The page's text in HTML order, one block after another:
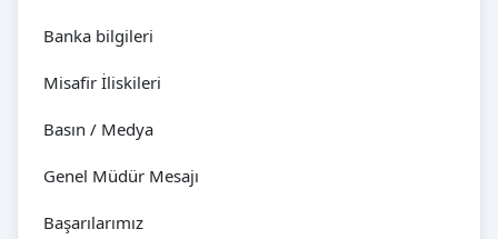
Banka bilgileri
Misafir İliskileri
Basın / Medya
Genel Müdür Mesajı
Başarılarımız